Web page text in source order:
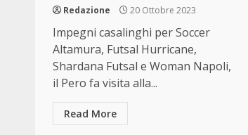
Redazione 20 Ottobre 2023
Impegni casalinghi per Soccer
Altamura, Futsal Hurricane,
Shardana Futsal e Woman Napoli,
il Pero fa visita alla...
Read More